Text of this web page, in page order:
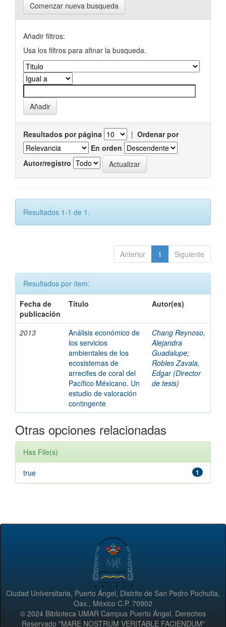
Comenzar nueva busqueda
Añadir filtros:
Usa los filtros para afinar la busqueda.
Resultados por página | Ordenar por
En orden
Autor/registro
Resultados 1-1 de 1.
Anterior 1 Siguiente
Resultados por ítem:
Fecha de
publicación
Título Autor(es)
2013
Análisis económico de
los servicios
ambientales de los
ecosistemas de
arrecifes de coral del
Pacífico Méxicano. Un
estudio de valoración
contingente
Chang Reynoso,
Alejandra
Guadalupe;
Robles Zavala,
Edgar (Director
de tesis)
Otras opciones relacionadas
Has File(s)
1
true
Ciudad Universitaria, Puerto Ángel, Distrito de San Pedro Pochutla,
Oax., México C.P. 70902
© 2024 Biblioteca UMAR Campus Puerto Ángel. Derechos
Reservado "MARE NOSTRUM VERITABLE FACIENDUM"